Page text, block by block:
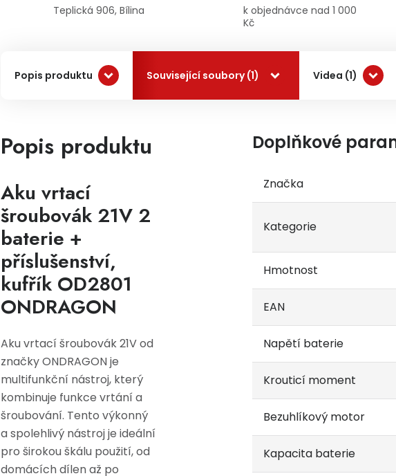
Teplická 906, Bílina
k objednávce nad 1 000
Kč
Popis produktu Související soubory (1) Videa (1)
Popis produktu
Aku vrtací
šroubovák 21V 2
baterie +
příslušenství,
kufřík OD2801
ONDRAGON
Aku vrtací šroubovák 21V od
značky ONDRAGON je
multifunkční nástroj, který
kombinuje funkce vrtání a
šroubování. Tento výkonný
a spolehlivý nástroj je ideální
pro širokou škálu použití, od
domácích dílen až po
Doplňkové
Značka
Kategorie
Hmotnost
EAN
Napětí baterie
Krouticí moment
Bezuhlíkový motor
Kapacita baterie